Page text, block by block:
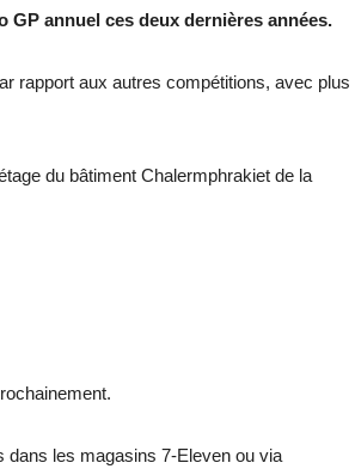
GP annuel ces deux dernières années.
rapport aux autres compétitions, avec plus
du bâtiment Chalermphrakiet de la
dans les magasins 7-Eleven ou via